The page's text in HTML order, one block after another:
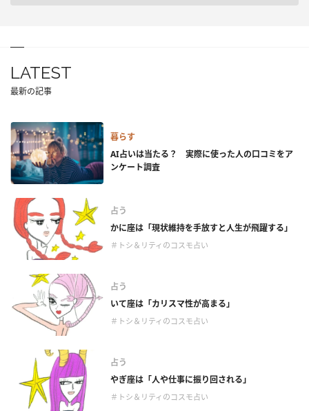
LATEST
最新の記事
暮らす
AI占いは当たる？ 実際に使った人の口コミをア
ンケート調査
占う
かに座は「現状維持を手放すと人生が飛躍する」
＃トシ＆リティのコスモ占い
占う
いて座は「カリスマ性が高まる」
＃トシ＆リティのコスモ占い
占う
やぎ座は「人や仕事に振り回される」
＃トシ＆リティのコスモ占い